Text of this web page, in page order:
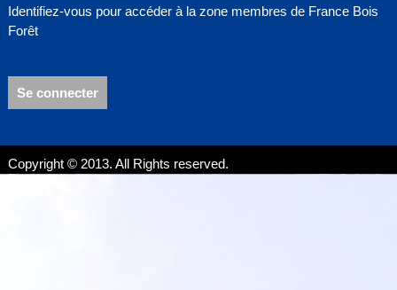
Identifiez-vous pour accéder à la zone membres de France Bois
Forêt
Se connecter
Copyright © 2013. All Rights reserved.